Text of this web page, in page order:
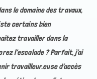
le domaine des travaux,
certains bien
travailler dans la
l’escalade ? Parfait, j’ai
travailleur.euse d’accès